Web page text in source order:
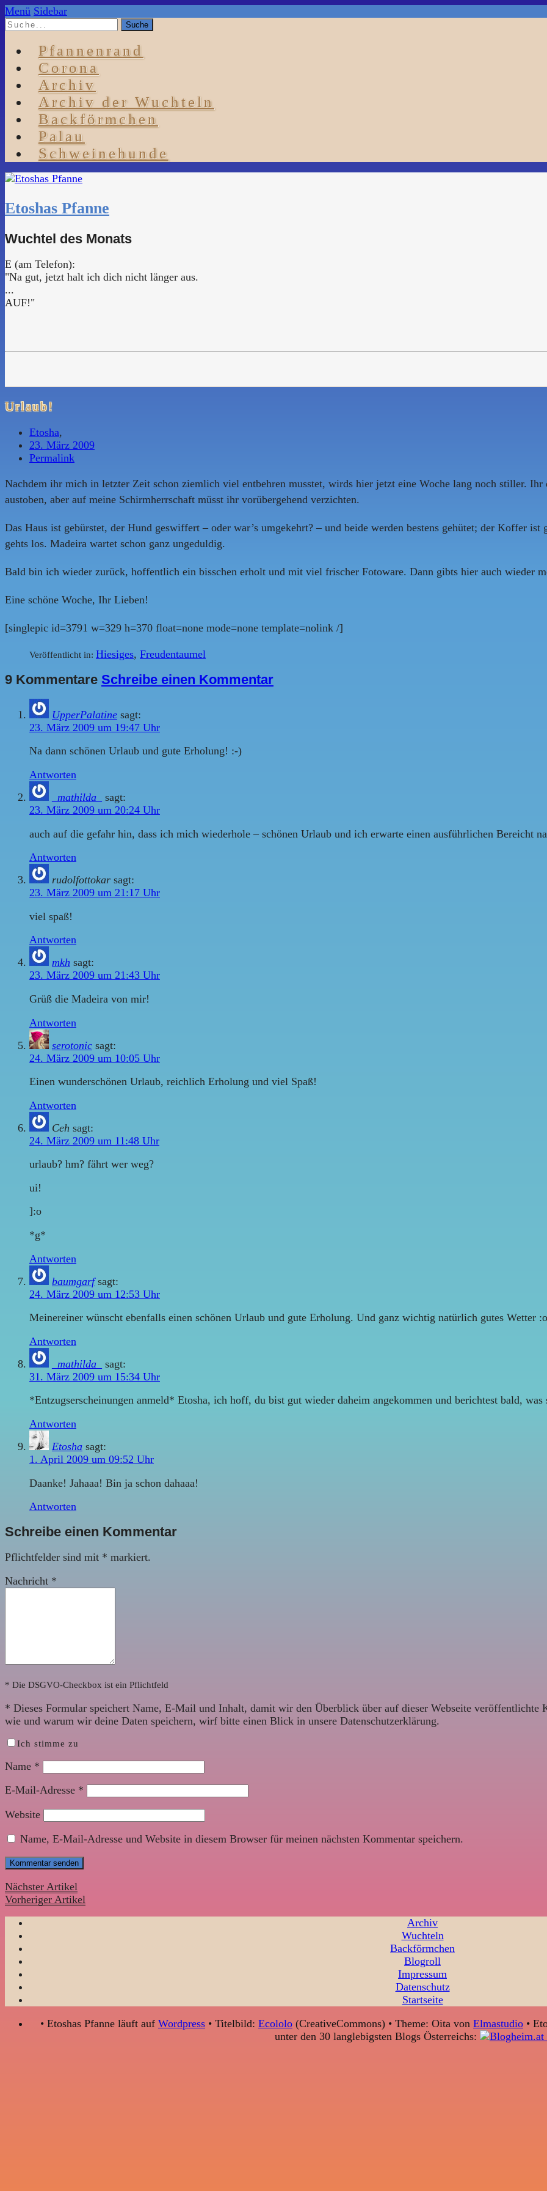
Menü Sidebar
Pfannenrand
Corona
Archiv
Archiv der Wuchteln
Backförmchen
Palau
Schweinehunde
Etoshas Pfanne
Wuchtel des Monats
E (am Telefon):
"Na gut, jetzt halt ich dich nicht länger aus.
...
AUF!"
Urlaub!
Etosha,
23. März 2009
Permalink
Nachdem ihr mich in letzter Zeit schon ziemlich viel entbehren musstet, wirds hier jetzt eine Woche lang noch stiller.
austoben, aber auf meine Schirmherrschaft müsst ihr vorübergehend verzichten.
Das Haus ist gebürstet, der Hund geswiffert – oder war’s umgekehrt? – und beide werden bestens gehütet; der Koffer
gehts los. Madeira wartet schon ganz ungeduldig.
Bald bin ich wieder zurück, hoffentlich ein bisschen erholt und mit viel frischer Fotoware. Dann gibts hier auch wieder
Eine schöne Woche, Ihr Lieben!
[singlepic id=3791 w=329 h=370 float=none mode=none template=nolink /]
Veröffentlicht in: Hiesiges, Freudentaumel
9 Kommentare Schreibe einen Kommentar
UpperPalatine sagt:
23. März 2009 um 19:47 Uhr
Na dann schönen Urlaub und gute Erholung! :-)
Antworten
_mathilda_
sagt:
23. März 2009 um 20:24 Uhr
auch auf die gefahr hin, dass ich mich wiederhole – schönen Urlaub und ich erwarte einen ausführlichen Bereicht
Antworten
rudolfottokar sagt:
23. März 2009 um 21:17 Uhr
viel spaß!
Antworten
mkh sagt:
23. März 2009 um 21:43 Uhr
Grüß die Madeira von mir!
Antworten
serotonic sagt:
24. März 2009 um 10:05 Uhr
Einen wunderschönen Urlaub, reichlich Erholung und viel Spaß!
Antworten
Ceh sagt:
24. März 2009 um 11:48 Uhr
urlaub? hm? fährt wer weg?
ui!
]:o
*g*
Antworten
baumgarf sagt:
24. März 2009 um 12:53 Uhr
Meinereiner wünscht ebenfalls einen schönen Urlaub und gute Erholung. Und ganz wichtig natürlich gutes Wetter
Antworten
_mathilda_
sagt:
31. März 2009 um 15:34 Uhr
*Entzugserscheinungen anmeld* Etosha, ich hoff, du bist gut wieder daheim angekommen und berichtest bald,
Antworten
Etosha sagt:
1. April 2009 um 09:52 Uhr
Daanke! Jahaaa! Bin ja schon dahaaa!
Antworten
Schreibe einen Kommentar
Pflichtfelder sind mit * markiert.
Nachricht *
* Die DSGVO-Checkbox ist ein Pflichtfeld
* Dieses Formular speichert Name, E-Mail und Inhalt, damit wir den Überblick über auf dieser Webseite
wie und warum wir deine Daten speichern, wirf bitte einen Blick in unsere Datenschutzerklärung.
Ich stimme zu
Name *
E-Mail-Adresse *
Website
Name, E-Mail-Adresse und Website in diesem Browser für meinen nächsten Kommentar speichern.
Nächster Artikel
Vorheriger Artikel
Archiv
Wuchteln
Backförmchen
Blogroll
Impressum
Datenschutz
Startseite
• Etoshas Pfanne läuft auf Wordpress • Titelbild: Ecololo (CreativeCommons) • Theme: Oita von Elmastudio •
unter den 30 langlebigsten Blogs Österreichs: